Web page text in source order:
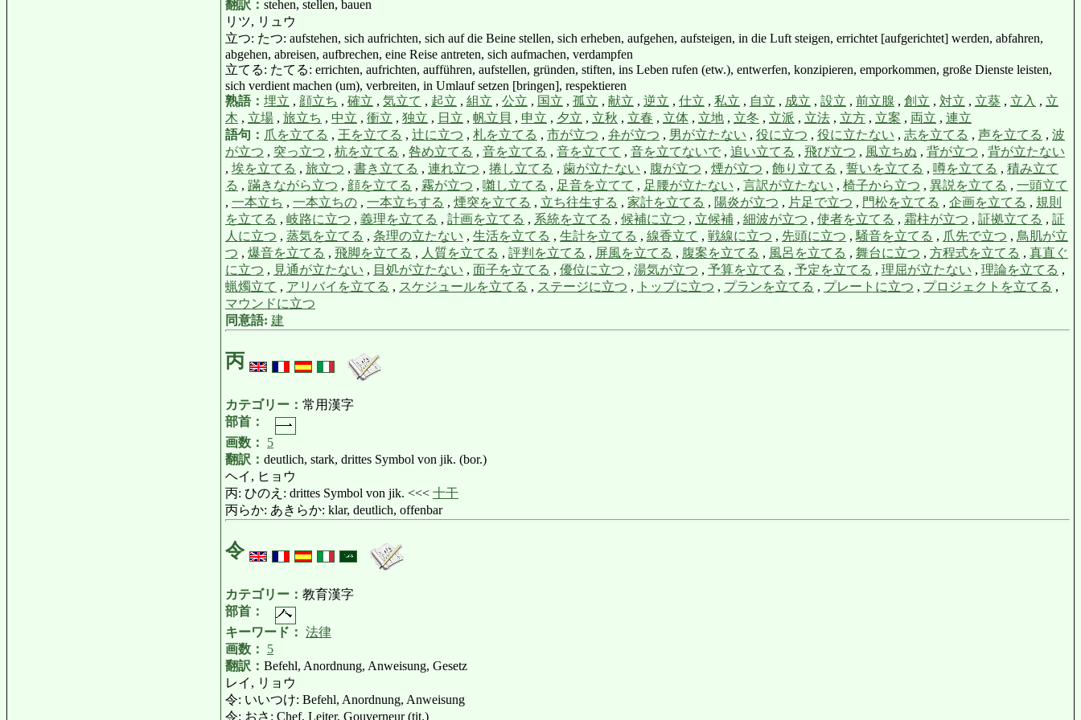
翻訳： stehen, stellen, bauen
リツ, リュウ
立つ: たつ: aufstehen, sich aufrichten, sich auf die Beine stellen, sich erheben, aufgehen, aufsteigen, in die Luft steigen, errichtet [aufgerichtet] werden, abfahren,
abgehen, abreisen, aufbrechen, eine Reise antreten, sich aufmachen, verdampfen
立てる: たてる: errichten, aufrichten, aufführen, aufstellen, gründen, stiften, ins Leben rufen (etw.), entwerfen, konzipieren, emporkommen, große Dienste leisten,
sich verdient machen (um), verbreiten, in Umlauf setzen [bringen], respektieren
熟語： 埋立 , 顔立ち , 確立 , 気立て , 起立 , 組立 , 公立 , 国立 , 孤立 , 献立 , 逆立 , 仕立 , 私立 , 自立 , 成立 , 設立 , 前立腺 , 創立 , 対立 , 立葵 , 立入 , 立
木 , 立場 , 旅立ち , 中立 , 衝立 , 独立 , 日立 , 帆立貝 , 申立 , 夕立 , 立秋 , 立春 , 立体 , 立地 , 立冬 , 立派 , 立法 , 立方 , 立案 , 両立 , 連立
語句： 爪を立てる , 王を立てる , 辻に立つ , 札を立てる , 市が立つ , 弁が立つ , 男が立たない , 役に立つ , 役に立たない , 志を立てる , 声を立てる , 波
が立つ , 突っ立つ , 杭を立てる , 咎め立てる , 音を立てる , 音を立てて , 音を立てないで , 追い立てる , 飛び立つ , 風立ちぬ , 背が立つ , 背が立たない
, 埃を立てる , 旅立つ , 書き立てる , 連れ立つ , 捲し立てる , 歯が立たない , 腹が立つ , 煙が立つ , 飾り立てる , 誓いを立てる , 噂を立てる , 積み立て
る , 蹣きながら立つ , 顔を立てる , 霧が立つ , 囃し立てる , 足音を立てて , 足腰が立たない , 言訳が立たない , 椅子から立つ , 異説を立てる , 一頭立て
, 一本立ち , 一本立ちの , 一本立ちする , 煙突を立てる , 立ち往生する , 家計を立てる , 陽炎が立つ , 片足で立つ , 門松を立てる , 企画を立てる , 規則
を立てる , 岐路に立つ , 義理を立てる , 計画を立てる , 系統を立てる , 候補に立つ , 立候補 , 細波が立つ , 使者を立てる , 霜柱が立つ , 証拠立てる , 証
人に立つ , 蒸気を立てる , 条理の立たない , 生活を立てる , 生計を立てる , 線香立て , 戦線に立つ , 先頭に立つ , 騒音を立てる , 爪先で立つ , 鳥肌が立
つ , 爆音を立てる , 飛脚を立てる , 人質を立てる , 評判を立てる , 屏風を立てる , 腹案を立てる , 風呂を立てる , 舞台に立つ , 方程式を立てる , 真直ぐ
に立つ , 見通が立たない , 目処が立たない , 面子を立てる , 優位に立つ , 湯気が立つ , 予算を立てる , 予定を立てる , 理屈が立たない , 理論を立てる ,
蝋燭立て , アリバイを立てる , スケジュールを立てる , ステージに立つ , トップに立つ , プランを立てる , プレートに立つ , プロジェクトを立てる ,
マウンドに立つ
同意語: 建
丙
カテゴリー： 常用漢字
部首：
画数：
5
翻訳： deutlich, stark, drittes Symbol von jik. (bor.)
ヘイ, ヒョウ
丙: ひのえ: drittes Symbol von jik. <<< 十干
丙らか: あきらか: klar, deutlich, offenbar
令
カテゴリー： 教育漢字
部首：
キーワード： 法律
画数：
5
翻訳： Befehl, Anordnung, Anweisung, Gesetz
レイ, リョウ
令: いいつけ: Befehl, Anordnung, Anweisung
令: おさ: Chef, Leiter, Gouverneur (tit.)